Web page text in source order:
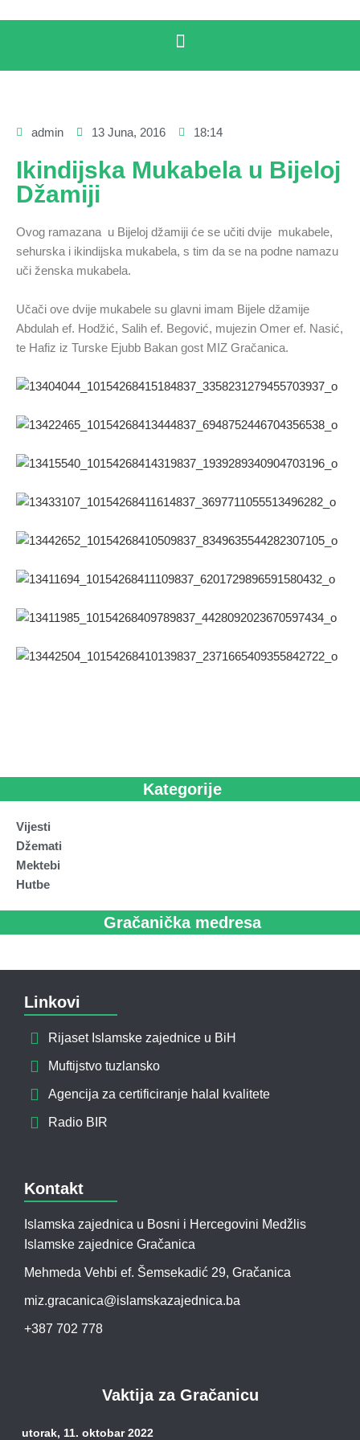
admin 13 Juna, 2016 18:14
Ikindijska Mukabela u Bijeloj
Džamiji
Ovog ramazana u Bijeloj džamiji će se učiti dvije mukabele,
sehurska i ikindijska mukabela, s tim da se na podne namazu
uči ženska mukabela.
Učači ove dvije mukabele su glavni imam Bijele džamije
Abdulah ef. Hodžić, Salih ef. Begović, mujezin Omer ef. Nasić,
te Hafiz iz Turske Ejubb Bakan gost MIZ Gračanica.
Kategorije
Vijesti
Džemati
Mektebi
Hutbe
Gračanička medresa
Linkovi
Rijaset Islamske zajednice u BiH
Muftijstvo tuzlansko
Agencija za certificiranje halal kvalitete
Radio BIR
Kontakt
Islamska zajednica u Bosni i Hercegovini Medžlis
Islamske zajednice Gračanica
Mehmeda Vehbi ef. Šemsekadić 29, Gračanica
miz.gracanica@islamskazajednica.ba
+387 702 778
Vaktija za Gračanicu
utorak, 11. oktobar 2022